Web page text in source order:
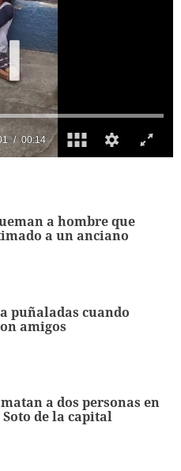
a hombre que
a un anciano
puñaladas cuando
amigos
a dos personas en
de la capital